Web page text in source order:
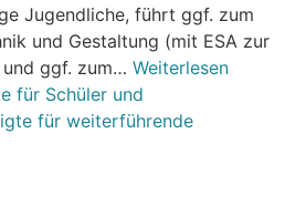
Jugendliche, führt ggf. zum
und Gestaltung (mit ESA zur
ggf. zum… Weiterlesen
für Schüler und
für weiterführende